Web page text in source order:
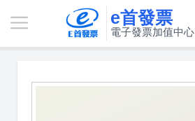
e首發票
電子發票加值中心